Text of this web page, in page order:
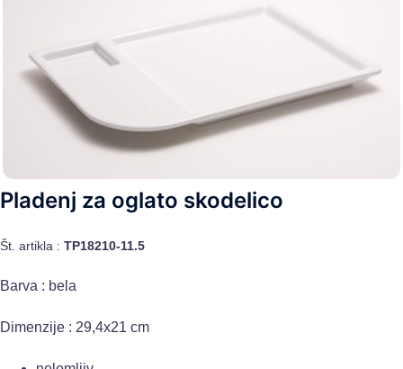
Pladenj za oglato skodelico
Št. artikla : TP18210-11.5
Barva : bela
Dimenzije : 29,4x21 cm